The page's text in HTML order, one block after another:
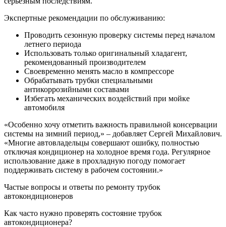
Экспертные рекомендации по обслуживанию:
Проводить сезонную проверку системы перед началом
летнего периода
Использовать только оригинальный хладагент,
рекомендованный производителем
Своевременно менять масло в компрессоре
Обрабатывать трубки специальными
антикоррозийными составами
Избегать механических воздействий при мойке
автомобиля
«Особенно хочу отметить важность правильной консервации
системы на зимний период,» – добавляет Сергей Михайлович.
«Многие автовладельцы совершают ошибку, полностью
отключая кондиционер на холодное время года. Регулярное
использование даже в прохладную погоду помогает
поддерживать систему в рабочем состоянии.»
Частые вопросы и ответы по ремонту трубок
автокондиционеров
Как часто нужно проверять состояние трубок
автокондиционера?